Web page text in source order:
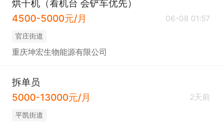
烘干机（看机台 会铲车优先）
4500-5000元/月
06-08 01:57
官庄街道
重庆坤宏生物能源有限公司
拆单员
5000-13000元/月
2天前
平凯街道